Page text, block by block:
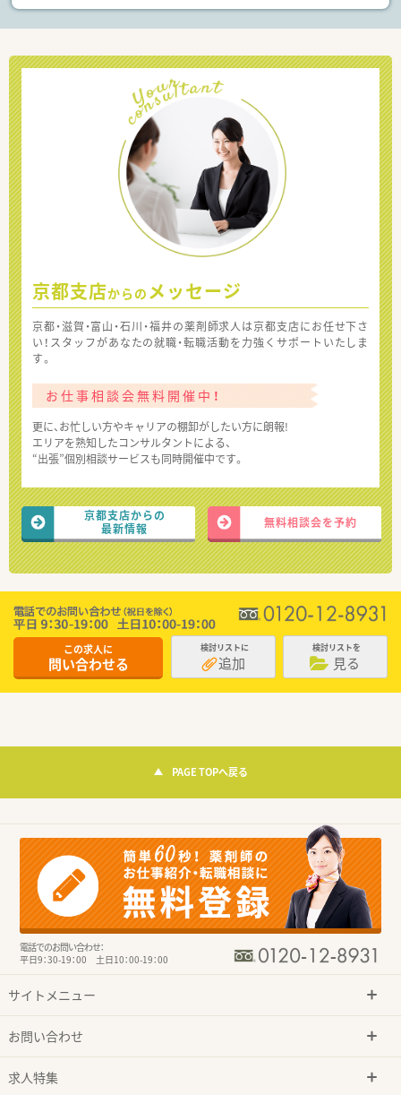
京都支店からの メッセージ
京都・滋賀・富山・石川・福井の薬剤師求人は京都支店にお任せ下さ
い！スタッフがあなたの就職・転職活動を力強くサポートいたしま
す。
お仕事相談会無料開催中！
更に、お忙しい方やキャリアの棚卸がしたい方に朗報!
エリアを熟知したコンサルタントによる、
“出張”個別相談サービスも同時開催中です。
京都支店からの
最新情報
無料相談会を予約
この求人に
問い合わせる
検討リストに
追加
検討リストを
見る
PAGE TOPへ戻る
電話でのお問い合わせ：
平日9：30-19：00 土日10：00-19：00
サイトメニュー
お問い合わせ
求人特集